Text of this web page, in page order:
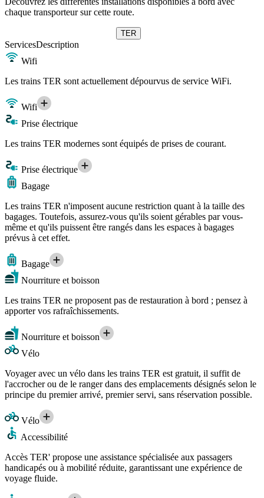
chaque transporteur sur cette route.
TER
ServicesDescription
Wifi
Les trains TER sont actuellement dépourvus de service WiFi.
Wifi
Prise électrique
Les trains TER modernes sont équipés de prises de courant.
Prise électrique
Bagage
Les trains TER n'imposent aucune restriction quant à la taille des
bagages. Toutefois, assurez-vous qu'ils soient gérables par vous-
même et qu'ils puissent être rangés dans les espaces à bagages
prévus à cet effet.
Bagage
Nourriture et boisson
Les trains TER ne proposent pas de restauration à bord ; pensez à
apporter vos rafraîchissements.
Nourriture et boisson
Vélo
Voyager avec un vélo dans les trains TER est gratuit, il suffit de
l'accrocher ou de le ranger dans des emplacements désignés selon le
principe du premier arrivé, premier servi, sans réservation possible.
Vélo
Accessibilité
Accès TER' propose une assistance spécialisée aux passagers
handicapés ou à mobilité réduite, garantissant une expérience de
voyage fluide.